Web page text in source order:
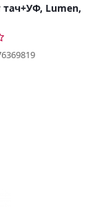
Lumen,